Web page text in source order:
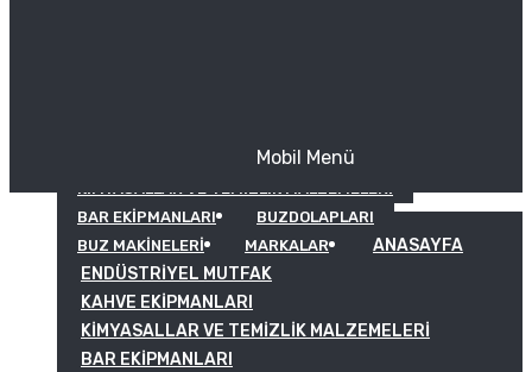
KIMYASALLAR VE TEMIZLIK MALZEMELERI
BAR EKIPMANLARI
BUZDOLAPLARI
BUZ MAKINELERI
MARKALAR
Mobil Menü
ANASAYFA
ENDÜSTRIYEL MUTFAK
KAHVE EKIPMANLARI
KIMYASALLAR VE TEMIZLIK MALZEMELERI
BAR EKIPMANLARI